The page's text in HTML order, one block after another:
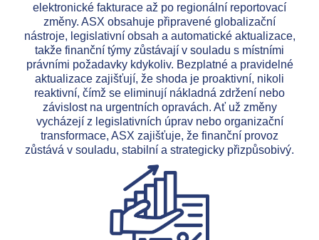
elektronické fakturace až po regionální reportovací
změny. ASX obsahuje připravené globalizační
nástroje, legislativní obsah a automatické aktualizace,
takže finanční týmy zůstávají v souladu s místními
právními požadavky kdykoliv. Bezplatné a pravidelné
aktualizace zajišťují, že shoda je proaktivní, nikoli
reaktivní, čímž se eliminují nákladná zdržení nebo
závislost na urgentních opravách. Ať už změny
vycházejí z legislativních úprav nebo organizační
transformace, ASX zajišťuje, že finanční provoz
zůstává v souladu, stabilní a strategicky přizpůsobivý.